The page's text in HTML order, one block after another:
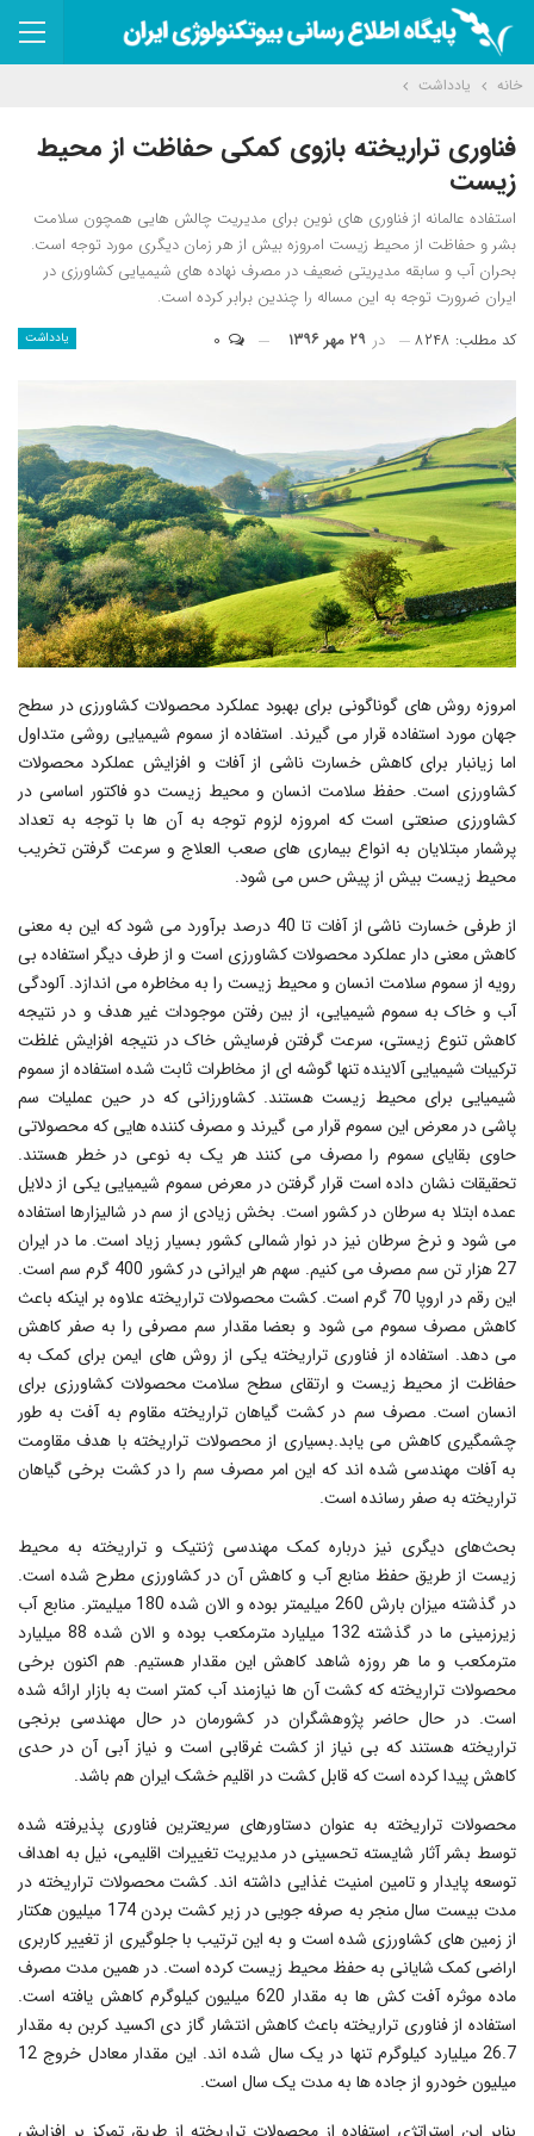
خانه یادداشت
فناوری تراریخته بازوی کمکی حفاظت از محیط
زیست
استفاده عالمانه از فناوری های نوین برای مدیریت چالش هایی همچون سلامت
بشر و حفاظت از محیط زیست امروزه بیش از هر زمان دیگری مورد توجه است.
بحران آب و سابقه مدیریتی ضعیف در مصرف نهاده های شیمیایی کشاورزی در
ایران ضرورت توجه به این مساله را چندین برابر کرده است.
یادداشت کد مطلب: ۸۲۴۸ در ۲۹ مهر ۱۳۹۶
امروزه روش های گوناگونی برای بهبود عملکرد محصولات کشاورزی در سطح
جهان مورد استفاده قرار می گیرند. استفاده از سموم شیمیایی روشی متداول
اما زیانبار برای کاهش خسارت ناشی از آفات و افزایش عملکرد محصولات
کشاورزی است. حفظ سلامت انسان و محیط زیست دو فاکتور اساسی در
کشاورزی صنعتی است که امروزه لزوم توجه به آن ها با توجه به تعداد
پرشمار مبتلایان به انواع بیماری های صعب العلاج و سرعت گرفتن تخریب
محیط زیست بیش از پیش حس می شود.
از طرفی خسارت ناشی از آفات تا 40 درصد برآورد می شود که این به معنی
کاهش معنی دار عملکرد محصولات کشاورزی است و از طرف دیگر استفاده بی
رویه از سموم سلامت انسان و محیط زیست را به مخاطره می اندازد. آلودگی
آب و خاک به سموم شیمیایی، از بین رفتن موجودات غیر هدف و در نتیجه
کاهش تنوع زیستی، سرعت گرفتن فرسایش خاک در نتیجه افزایش غلظت
ترکیبات شیمیایی آلاینده تنها گوشه ای از مخاطرات ثابت شده استفاده از سموم
شیمیایی برای محیط زیست هستند. کشاورزانی که در حین عملیات سم
پاشی در معرض این سموم قرار می گیرند و مصرف کننده هایی که محصولاتی
حاوی بقایای سموم را مصرف می کنند هر یک به نوعی در خطر هستند.
تحقیقات نشان داده است قرار گرفتن در معرض سموم شیمیایی یکی از دلایل
عمده ابتلا به سرطان در کشور است. بخش زیادی از سم در شالیزارها استفاده
می شود و نرخ سرطان نیز در نوار شمالی کشور بسیار زیاد است. ما در ایران
27 هزار تن سم مصرف می کنیم. سهم هر ایرانی در کشور 400 گرم سم است.
این رقم در اروپا 70 گرم است. کشت محصولات تراریخته علاوه بر اینکه باعث
کاهش مصرف سموم می شود و بعضا مقدار سم مصرفی را به صفر کاهش
می دهد. استفاده از فناوری تراریخته یکی از روش های ایمن برای کمک به
حفاظت از محیط زیست و ارتقای سطح سلامت محصولات کشاورزی برای
انسان است. مصرف سم در کشت گیاهان تراریخته مقاوم به آفت به طور
چشمگیری کاهش می یابد.بسیاری از محصولات تراریخته با هدف مقاومت
به آفات مهندسی شده اند که این امر مصرف سم را در کشت برخی گیاهان
تراریخته به صفر رسانده است.
بحث‌های دیگری نیز درباره کمک مهندسی ژنتیک و تراریخته به محیط
زیست از طریق حفظ منابع آب و کاهش آن در کشاورزی مطرح شده است.
در گذشته میزان بارش 260 میلیمتر بوده و الان شده 180 میلیمتر. منابع آب
زیرزمینی ما در گذشته 132 میلیارد مترمکعب بوده و الان شده 88 میلیارد
مترمکعب و ما هر روزه شاهد کاهش این مقدار هستیم. هم اکنون برخی
محصولات تراریخته که کشت آن ها نیازمند آب کمتر است به بازار ارائه شده
است. در حال حاضر پژوهشگران در کشورمان در حال مهندسی برنجی
تراریخته هستند که بی نیاز از کشت غرقابی است و نیاز آبی آن در حدی
کاهش پیدا کرده است که قابل کشت در اقلیم خشک ایران هم باشد.
محصولات تراریخته به عنوان دستاورهای سریعترین فناوری پذیرفته شده
توسط بشر آثار شایسته تحسینی در مدیریت تغییرات اقلیمی، نیل به اهداف
توسعه پایدار و تامین امنیت غذایی داشته اند. کشت محصولات تراریخته در
مدت بیست سال منجر به صرفه جویی در زیر کشت بردن 174 میلیون هکتار
از زمین های کشاورزی شده است و به این ترتیب با جلوگیری از تغییر کاربری
اراضی کمک شایانی به حفظ محیط زیست کرده است. در همین مدت مصرف
ماده موثره آفت کش ها به مقدار 620 میلیون کیلوگرم کاهش یافته است.
استفاده از فناوری تراریخته باعث کاهش انتشار گاز دی اکسید کربن به مقدار
26.7 میلیارد کیلوگرم تنها در یک سال شده اند. این مقدار معادل خروج 12
میلیون خودرو از جاده ها به مدت یک سال است.